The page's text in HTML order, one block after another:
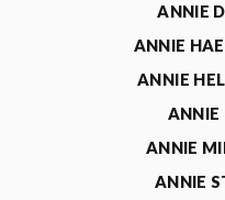
ANNIE
ANNIE
ANNIE
ANNIE
ANNIE
ANNIE